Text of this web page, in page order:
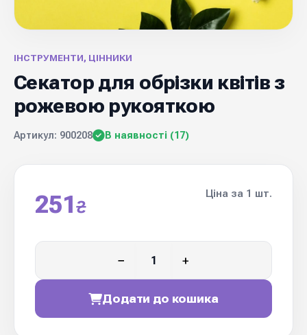
ІНСТРУМЕНТИ, ЦІННИКИ
Секатор для обрізки квітів з
рожевою рукояткою
Артикул: 900208 В наявності (17)
251₴
Ціна за 1 шт.
− +
Додати до кошика